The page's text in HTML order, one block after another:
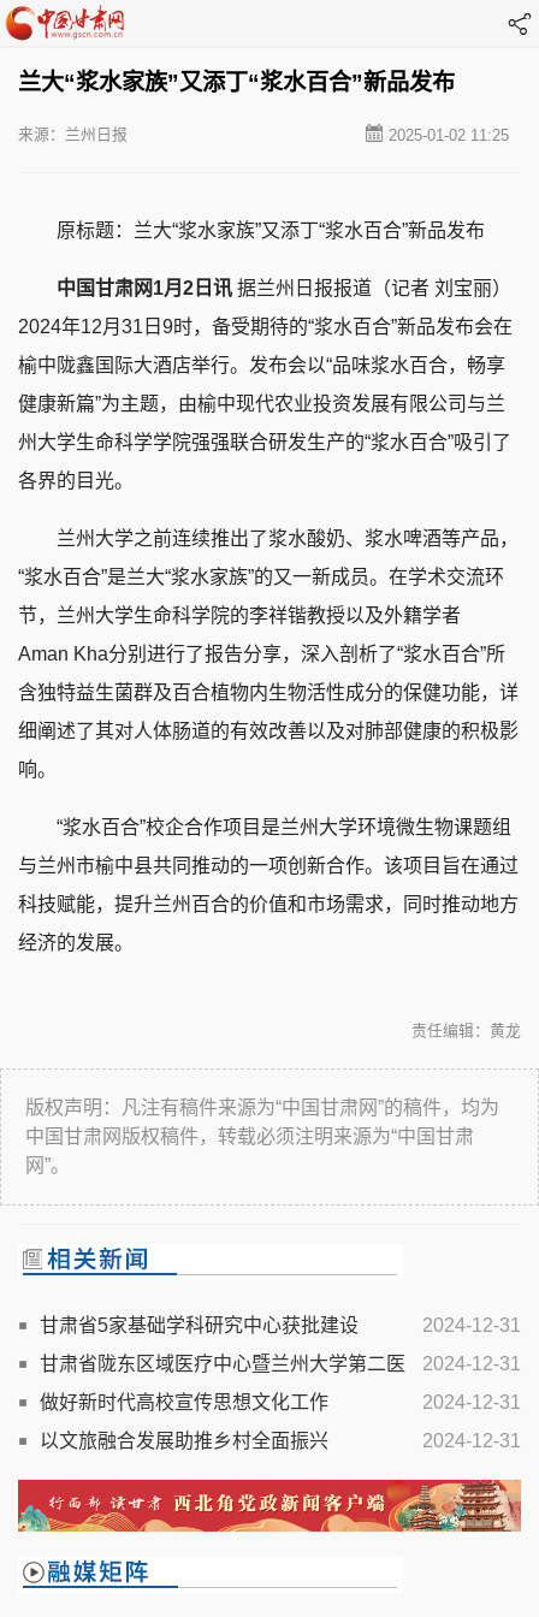
兰大“浆水家族”又添丁“浆水百合”新品发布
2025-01-02 11:25
来源：兰州日报
原标题：兰大“浆水家族”又添丁“浆水百合”新品发布
中国甘肃网1月2日讯 据兰州日报报道（记者 刘宝丽）
2024年12月31日9时，备受期待的“浆水百合”新品发布会在
榆中陇鑫国际大酒店举行。发布会以“品味浆水百合，畅享
健康新篇”为主题，由榆中现代农业投资发展有限公司与兰
州大学生命科学学院强强联合研发生产的“浆水百合”吸引了
各界的目光。
兰州大学之前连续推出了浆水酸奶、浆水啤酒等产品，
“浆水百合”是兰大“浆水家族”的又一新成员。在学术交流环
节，兰州大学生命科学院的李祥锴教授以及外籍学者
Aman Kha分别进行了报告分享，深入剖析了“浆水百合”所
含独特益生菌群及百合植物内生物活性成分的保健功能，详
细阐述了其对人体肠道的有效改善以及对肺部健康的积极影
响。
“浆水百合”校企合作项目是兰州大学环境微生物课题组
与兰州市榆中县共同推动的一项创新合作。该项目旨在通过
科技赋能，提升兰州百合的价值和市场需求，同时推动地方
经济的发展。
责任编辑：黄龙
版权声明：凡注有稿件来源为“中国甘肃网”的稿件，均为
中国甘肃网版权稿件，转载必须注明来源为“中国甘肃
网”。
2024-12-31
甘肃省5家基础学科研究中心获批建设
2024-12-31
甘肃省陇东区域医疗中心暨兰州大学第二医
院庆阳医院揭牌
2024-12-31
做好新时代高校宣传思想文化工作
2024-12-31
以文旅融合发展助推乡村全面振兴